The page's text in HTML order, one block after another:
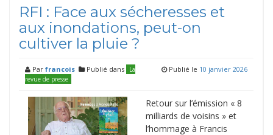
RFI : Face aux sécheresses et
aux inondations, peut-on
cultiver la pluie ?
Par francois Publié dans
La
revue de presse
Publié le 10 janvier 2026
Retour sur l’émission « 8
milliards de voisins » et
l’hommage à Francis